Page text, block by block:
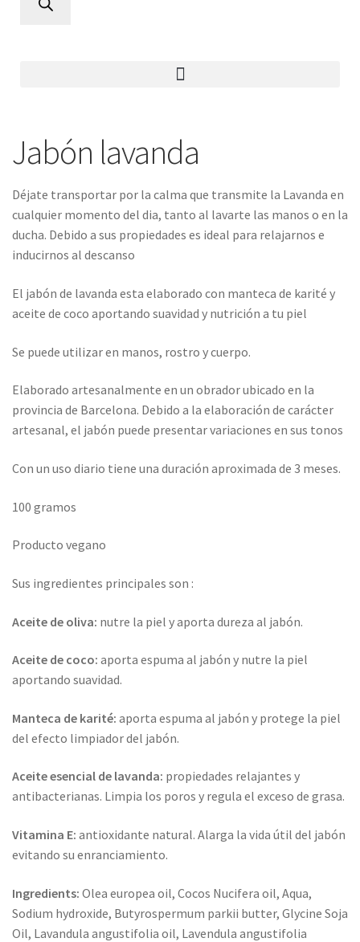
Jabón lavanda
Déjate transportar por la calma que transmite la Lavanda en
cualquier momento del dia, tanto al lavarte las manos o en la
ducha. Debido a sus propiedades es ideal para relajarnos e
inducirnos al descanso
El jabón de lavanda esta elaborado con manteca de karité y
aceite de coco aportando suavidad y nutrición a tu piel
Se puede utilizar en manos, rostro y cuerpo.
Elaborado artesanalmente en un obrador ubicado en la
provincia de Barcelona. Debido a la elaboración de carácter
artesanal, el jabón puede presentar variaciones en sus tonos
Con un uso diario tiene una duración aproximada de 3 meses.
100 gramos
Producto vegano
Sus ingredientes principales son :
Aceite de oliva: nutre la piel y aporta dureza al jabón.
Aceite de coco: aporta espuma al jabón y nutre la piel
aportando suavidad.
Manteca de karité: aporta espuma al jabón y protege la piel
del efecto limpiador del jabón.
Aceite esencial de lavanda: propiedades relajantes y
antibacterianas. Limpia los poros y regula el exceso de grasa.
Vitamina E: antioxidante natural. Alarga la vida útil del jabón
evitando su enranciamiento.
Ingredients: Olea europea oil, Cocos Nucifera oil, Aqua,
Sodium hydroxide, Butyrospermum parkii butter, Glycine Soja
Oil, Lavandula angustifolia oil, Lavendula angustifolia